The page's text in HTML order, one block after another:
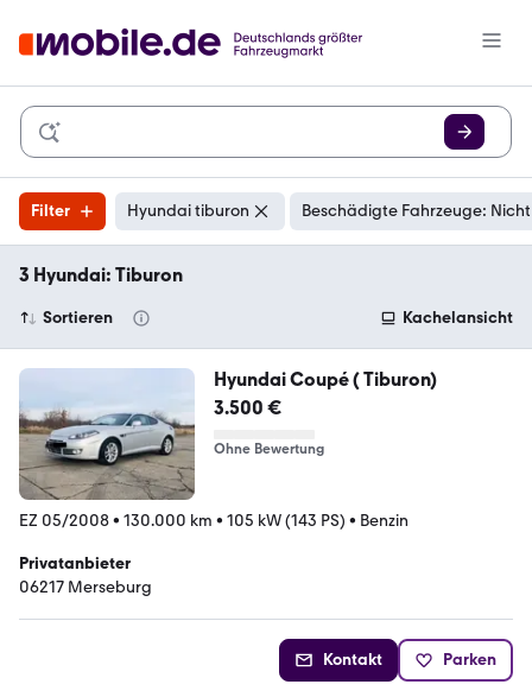
Filter Hyundai tiburon Beschädigte Fahrzeuge:
3 Hyundai: Tiburon
Sortieren Kachelansicht
Hyundai Coupé ( Tiburon)
3.500 €
Ohne Bewertung
EZ 05/2008• 130.000 km • 105 kW (143 PS) • Benzin
Privatanbieter
06217 Merseburg
Kontakt Parken